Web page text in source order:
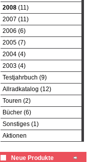
2008 (11)
2007 (11)
2006 (6)
2005 (7)
2004 (4)
2003 (4)
Testjahrbuch (9)
Allradkatalog (12)
Touren (2)
Bücher (6)
Sonstiges (1)
Aktionen
Neue Produkte